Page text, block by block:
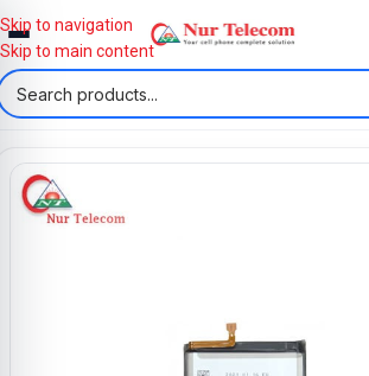
Skip to navigation
Skip to main content